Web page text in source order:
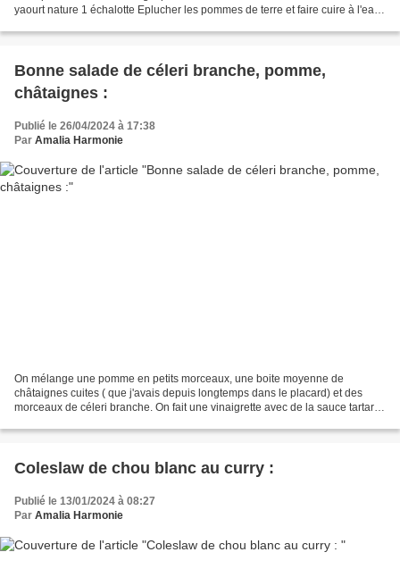
yaourt nature 1 échalotte Eplucher les pommes de terre et faire cuire à l'eau.
Bonne salade de céleri branche, pomme,
châtaignes :
Publié le 26/04/2024 à 17:38
Par Amalia Harmonie
On mélange une pomme en petits morceaux, une boite moyenne de
châtaignes cuites ( que j'avais depuis longtemps dans le placard) et des
morceaux de céleri branche. On fait une vinaigrette avec de la sauce tartare
Coleslaw de chou blanc au curry :
Publié le 13/01/2024 à 08:27
Par Amalia Harmonie